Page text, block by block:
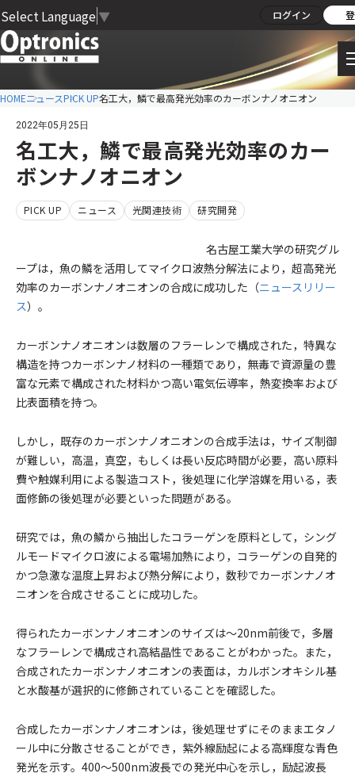
Select Language ▼ ログイン
HOMEニュースPICK UP名工大，鱗で最高発光効率のカーボンナノオニオン
2022年05月25日
名工大，鱗で最高発光効率のカー
ボンナノオニオン
PICK UP ニュース 光関連技術 研究開発
名古屋工業大学の研究グル
ープは，魚の鱗を活用してマイクロ波熱分解法により，超高発光
効率のカーボンナノオニオンの合成に成功した（ニュースリリー
ス）。
カーボンナノオニオンは数層のフラーレンで構成された，特異な
構造を持つカーボンナノ材料の一種類であり，無毒で資源量の豊
富な元素で構成された材料かつ高い電気伝導率，熱変換率および
比表面積を持つ。
しかし，既存のカーボンナノオニオンの合成手法は，サイズ制御
が難しい，高温，真空，もしくは長い反応時間が必要，高い原料
費や触媒利用による製造コスト，後処理に化学溶媒を用いる，表
面修飾の後処理が必要といった問題がある。
研究では，魚の鱗から抽出したコラーゲンを原料として，シング
ルモードマイクロ波による電場加熱により，コラーゲンの自発的
かつ急激な温度上昇および熱分解により，数秒でカーボンナノオ
ニオンを合成させることに成功した。
得られたカーボンナノオニオンのサイズは〜20nm前後で，多層
なフラーレンで構成され高結晶性であることがわかった。また，
合成されたカーボンナノオニオンの表面は，カルボンオキシル基
と水酸基が選択的に修飾されていることを確認した。
合成したカーボンナノオニオンは，後処理せずにそのままエタノ
ール中に分散させることができ，紫外線励起による高輝度な青色
発光を示す。400〜500nm波長での発光中心を示し，励起波長